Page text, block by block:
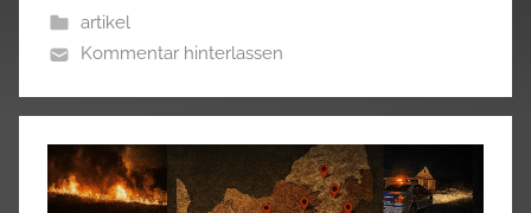
artikel
Kommentar hinterlassen